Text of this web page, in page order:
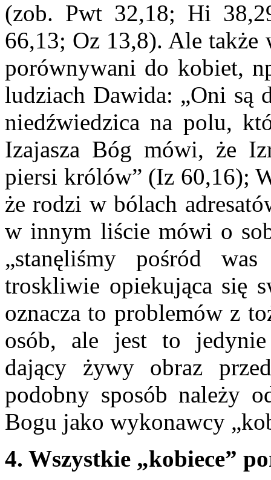
(zob. Pwt 32,18; Hi
66,13; Oz 13,8). Ale także
porównywani do kobiet,
ludziach Dawida: „Oni są
niedźwiedzica na polu,
Izajasza Bóg mówi, że
piersi królów” (Iz 60,16);
że rodzi w bólach
w innym liście mówi o
„stanęliśmy pośród
troskliwie opiekująca się
oznacza to problemów z
osób, ale jest to jedynie
dający żywy obraz
podobny sposób należy
Bogu jako wykonawcy
4. Wszystkie „kobiece”